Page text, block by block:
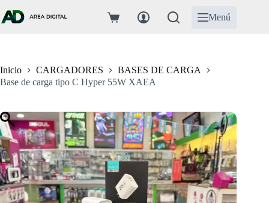
al
contenido
Carro
Menú
Inicio CARGADORES
BASES DE CARGA
Base de carga tipo C Hyper 55W XAEA